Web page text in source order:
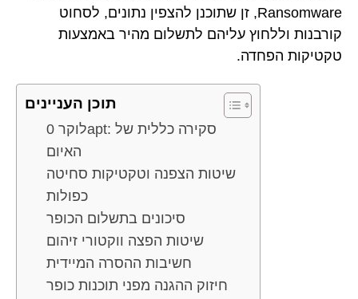
Ransomware, זן שתוכנן להצפין נתונים, לסחוט
קורבנות וללחוץ עליהם לתשלום מהיר באמצעות
טקטיקות הפחדה.
תוכן העניינים
לוקר 0apt: סקירה כללית של
האיום
שיטות הצפנה וטקטיקות סחיטה
כפולות
סיכונים בתשלום הכופר
שיטות הפצה ווקטורי זיהום
חשיבות ההסרה המיידית
חיזוק ההגנה מפני תוכנות כופר